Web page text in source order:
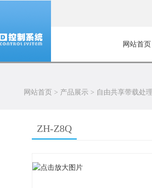
网站首页
网站首页 > 产品展示 > 自由共享带载处
ZH-Z8Q